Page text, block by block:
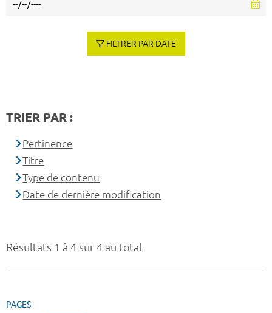
Résultats 1 à 4 sur 4 au total
PAGES
FILTRER PAR DATE
TRIER PAR :
Pertinence
Titre
Type de contenu
Date de dernière modification